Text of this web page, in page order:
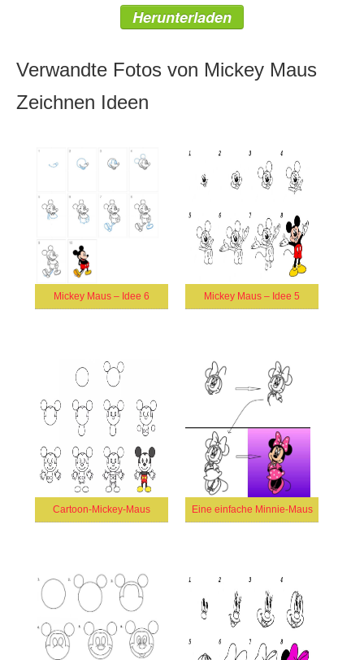
Herunterladen
Verwandte Fotos von Mickey Maus
Zeichnen Ideen
Mickey Maus – Idee 6 Mickey Maus – Idee 5
Cartoon-Mickey-Maus Eine einfache Minnie-Maus